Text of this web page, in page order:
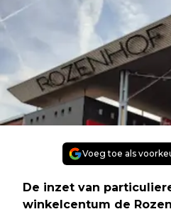
Voeg toe als
De inzet van
winkelcentum de